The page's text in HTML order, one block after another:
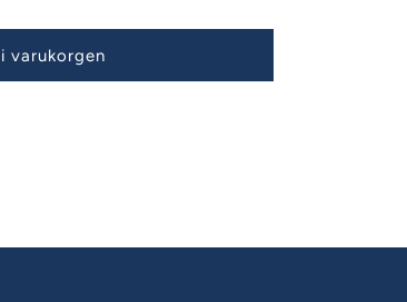
varukorgen